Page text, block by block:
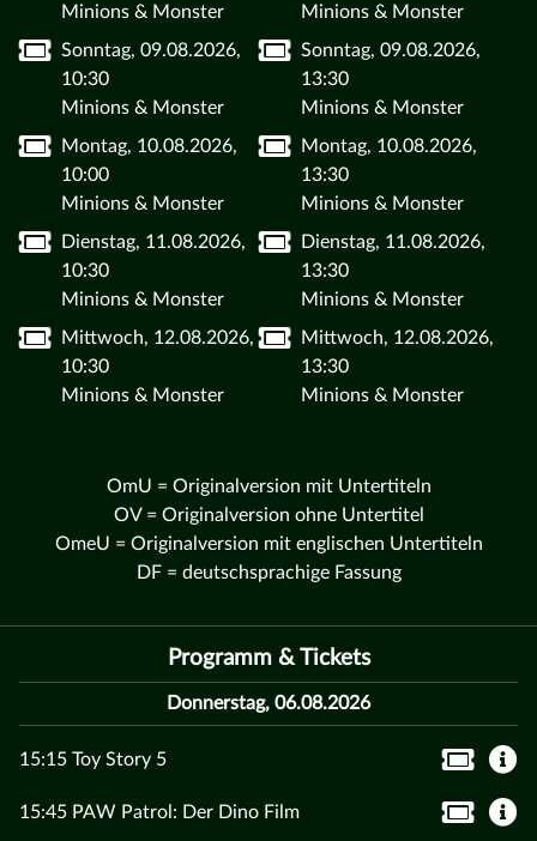
Minions & Monster
Minions & Monster
Sonntag, 09.08.2026,
10:30
Minions & Monster
Sonntag, 09.08.2026,
13:30
Minions & Monster
Montag, 10.08.2026,
10:00
Minions & Monster
Montag, 10.08.2026,
13:30
Minions & Monster
Dienstag, 11.08.2026,
10:30
Minions & Monster
Dienstag, 11.08.2026,
13:30
Minions & Monster
Mittwoch, 12.08.2026,
10:30
Minions & Monster
Mittwoch, 12.08.2026,
13:30
Minions & Monster
OmU = Originalversion mit Untertiteln
OV = Originalversion ohne Untertitel
OmeU = Originalversion mit englischen Untertiteln
DF = deutschsprachige Fassung
Programm & Tickets
Donnerstag, 06.08.2026
15:15 Toy Story 5
15:45 PAW Patrol: Der Dino Film